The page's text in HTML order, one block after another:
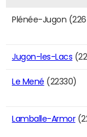
Plénée-Jugon
Jugon-les-Lacs
Le Mené (22330)
Lamballe-Armor